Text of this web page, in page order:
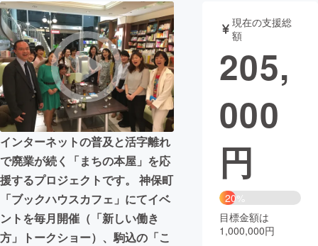
テクノロジー・ガジェット
映像・映画 書籍・雑誌
ビジネス・起業 チャレンジ
まちづくり・地域活性化
CAMPFIRE for Social Good
CAMPFIRE Creation
CAMPFIREふるさと納税
コミュニティ
インターネットの普及と活字離れ
で廃業が続く「まちの本屋」を応
援するプロジェクトです。 神保町
「ブックハウスカフェ」にてイベ
ントを毎月開催（「新しい働き
方」トークショー）、駒込の「こ
現在の支援総
額
205,
000
円
20%
目標金額は
1,000,000円